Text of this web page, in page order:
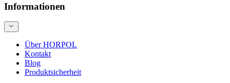
Informationen
Über HORPOL
Kontakt
Blog
Produktsicherheit